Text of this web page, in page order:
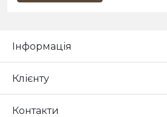
Інформація
Клієнту
Контакти